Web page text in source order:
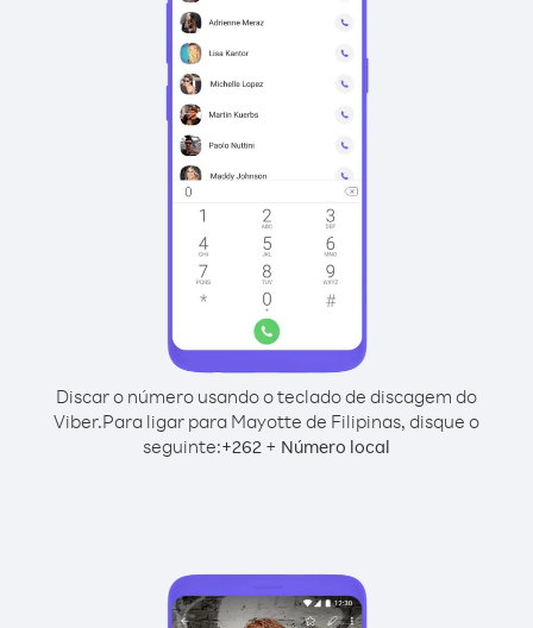
Discar o número usando o teclado de discagem do
Viber.Para ligar para Mayotte de Filipinas, disque o
seguinte:+262 + Número local